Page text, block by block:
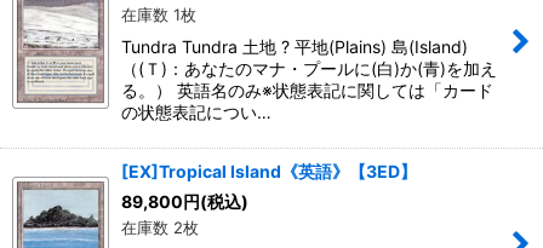
在庫数 1枚
Tundra Tundra 土地 ? 平地(Plains) 島(Island)
（(Ｔ)：あなたのマナ・プールに(白)か(青)を加え
る。） 英語名のみ※状態表記に関しては「カード
の状態表記につい…
[EX]Tropical Island《英語》【3ED】
89,800円(税込)
在庫数 2枚